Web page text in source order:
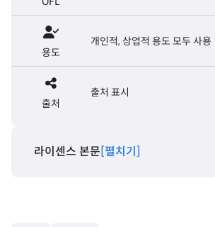
지
용도
개인적, 상업적 용도 모두 사용
출처
출처 표시
라이센스 본문[펼치기]